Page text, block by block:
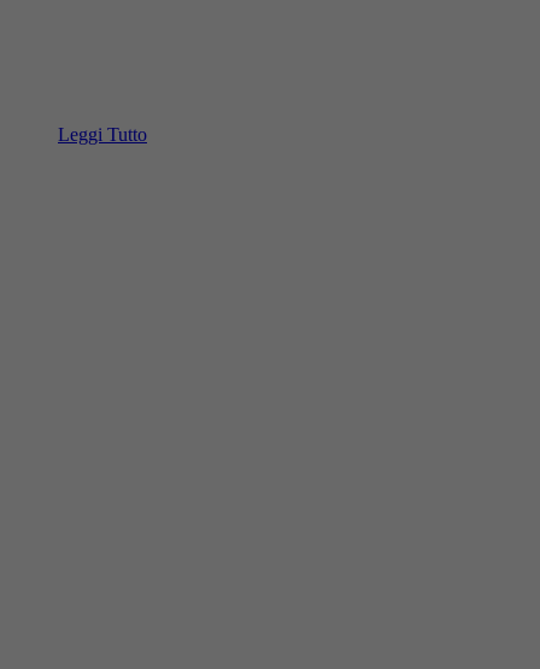
Leggi Tutto